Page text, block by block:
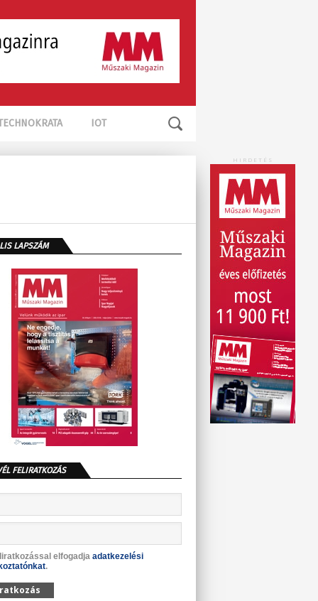
IOT
HIRDETÉS
LAPSZÁM
FELIRATKOZÁS
elfogadja adatkezelési
.